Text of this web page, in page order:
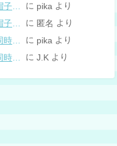
こどもの嘘と帽子の修復。キャップのツバが破れた時の直し方 に pika より
に 匿名 より
に pika より
に J.K より